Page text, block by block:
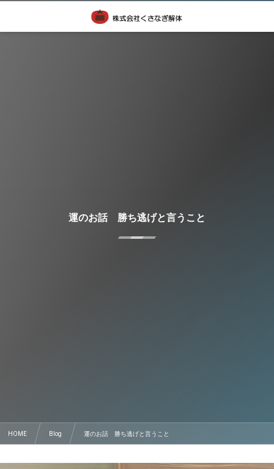
運のお話 勝ち逃げと言うこと
HOME Blog 運のお話 勝ち逃げと言うこと